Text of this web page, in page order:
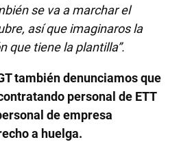
se va a marchar el
así que imaginaros la
que tiene la plantilla”.
también denunciamos que
personal de ETT
de empresa
a huelga.